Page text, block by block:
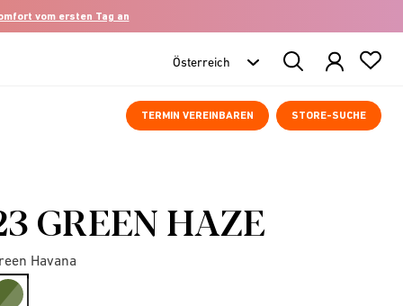
vom ersten Tag an
Search
Products
TERMIN VEREINBAREN STORE-SUCHE
GREEN HAZE
Havana